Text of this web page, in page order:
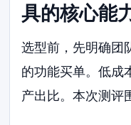
具的核心能
选型前，先明确团
的功能买单。低成
产出比。本次测评